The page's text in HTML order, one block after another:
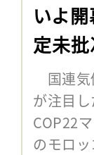
いよ
定未
国連気
が注目
COP22
のモロ